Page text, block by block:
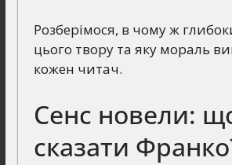
Розберімося, в чому ж
цього твору та яку мораль
кожен читач.
Сенс новели:
сказати